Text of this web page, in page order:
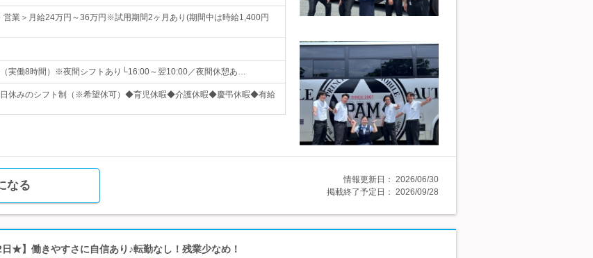
営業＞月給24万円～36万円※試用期間2ヶ月あり(期間中は時給1,400円
実働8時間）※夜間シフトあり└16:00～翌10:00／夜間休憩あ…
休みのシフト制（※希望休可）◆育児休暇◆介護休暇◆慶弔休暇◆有給
なる 情報更新日： 2026/06/30
掲載終了予定日： 2026/09/28
★】働きやすさに自信あり♪転勤なし！残業少なめ！